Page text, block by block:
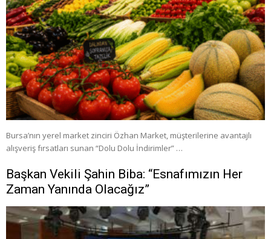
Bursa’nın yerel market zinciri Özhan Market, müşterilerine avantajlı
alışveriş fırsatları sunan “Dolu Dolu İndirimler” …
Başkan Vekili Şahin Biba: “Esnafımızın Her
Zaman Yanında Olacağız”